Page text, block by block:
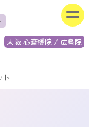
大阪 心斎橋院 / 広島院
ト